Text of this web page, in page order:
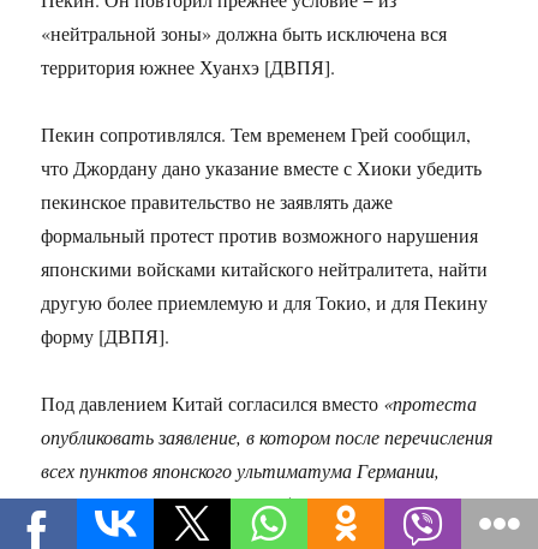
«нейтральной зоны» должна быть исключена вся
территория южнее Хуанхэ [ДВПЯ].
Пекин сопротивлялся. Тем временем Грей сообщил,
что Джордану дано указание вместе с Хиоки убедить
пекинское правительство не заявлять даже
формальный протест против возможного нарушения
японскими войсками китайского нейтралитета, найти
другую более приемлемую и для Токио, и для Пекину
форму [ДВПЯ].
Под давлением Китай согласился вместо «протеста
опубликовать заявление, в котором после перечисления
всех пунктов японского ультиматума Германии,
следовало, что за военные действия
“ответственность возлагается на Японию”,